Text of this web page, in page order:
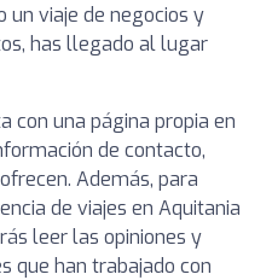
un viaje de negocios y
has llegado al lugar
con una página propia en
de contacto,
Además, para
de viajes en Aquitania
leer las opiniones y
que han trabajado con